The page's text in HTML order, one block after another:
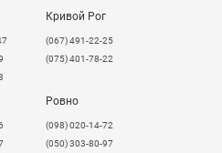
Кривой Рог
(067) 491-22-25
(075) 401-78-22
Ровно
(098) 020-14-72
(050) 303-80-97